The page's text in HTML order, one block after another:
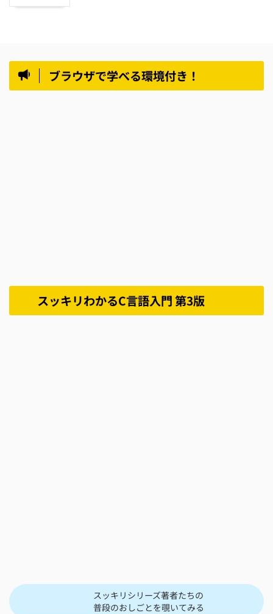
ブラウザで学べる環境付き！
スッキリわかるC言語入門 第3版
スッキリシリーズ著者たちの
普段のおしごとを覗いてみる